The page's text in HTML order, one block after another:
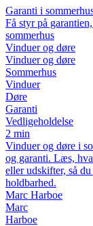
Garanti i
Få styr på
sommerhus
Vinduer og døre
Vinduer og døre
Sommerhus
Vinduer
Døre
Garanti
Vedligeholdelse
2 min
Vinduer og døre i
og garanti. Læs,
eller udskifter, så
holdbarhed.
Marc Harboe
Marc
Harboe